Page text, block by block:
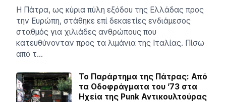
Η Πάτρα, ως κύρια πύλη εξόδου της Ελλάδας προς
την Ευρώπη, στάθηκε επί δεκαετίες ενδιάμεσος
σταθμός για χιλιάδες ανθρώπους που
κατευθύνονταν προς τα λιμάνια της Ιταλίας. Πίσω
από τ…
Το Παράρτημα της Πάτρας: Από
τα Οδοφράγματα του ’73 στα
Ηχεία της Punk Αντικουλτούρας